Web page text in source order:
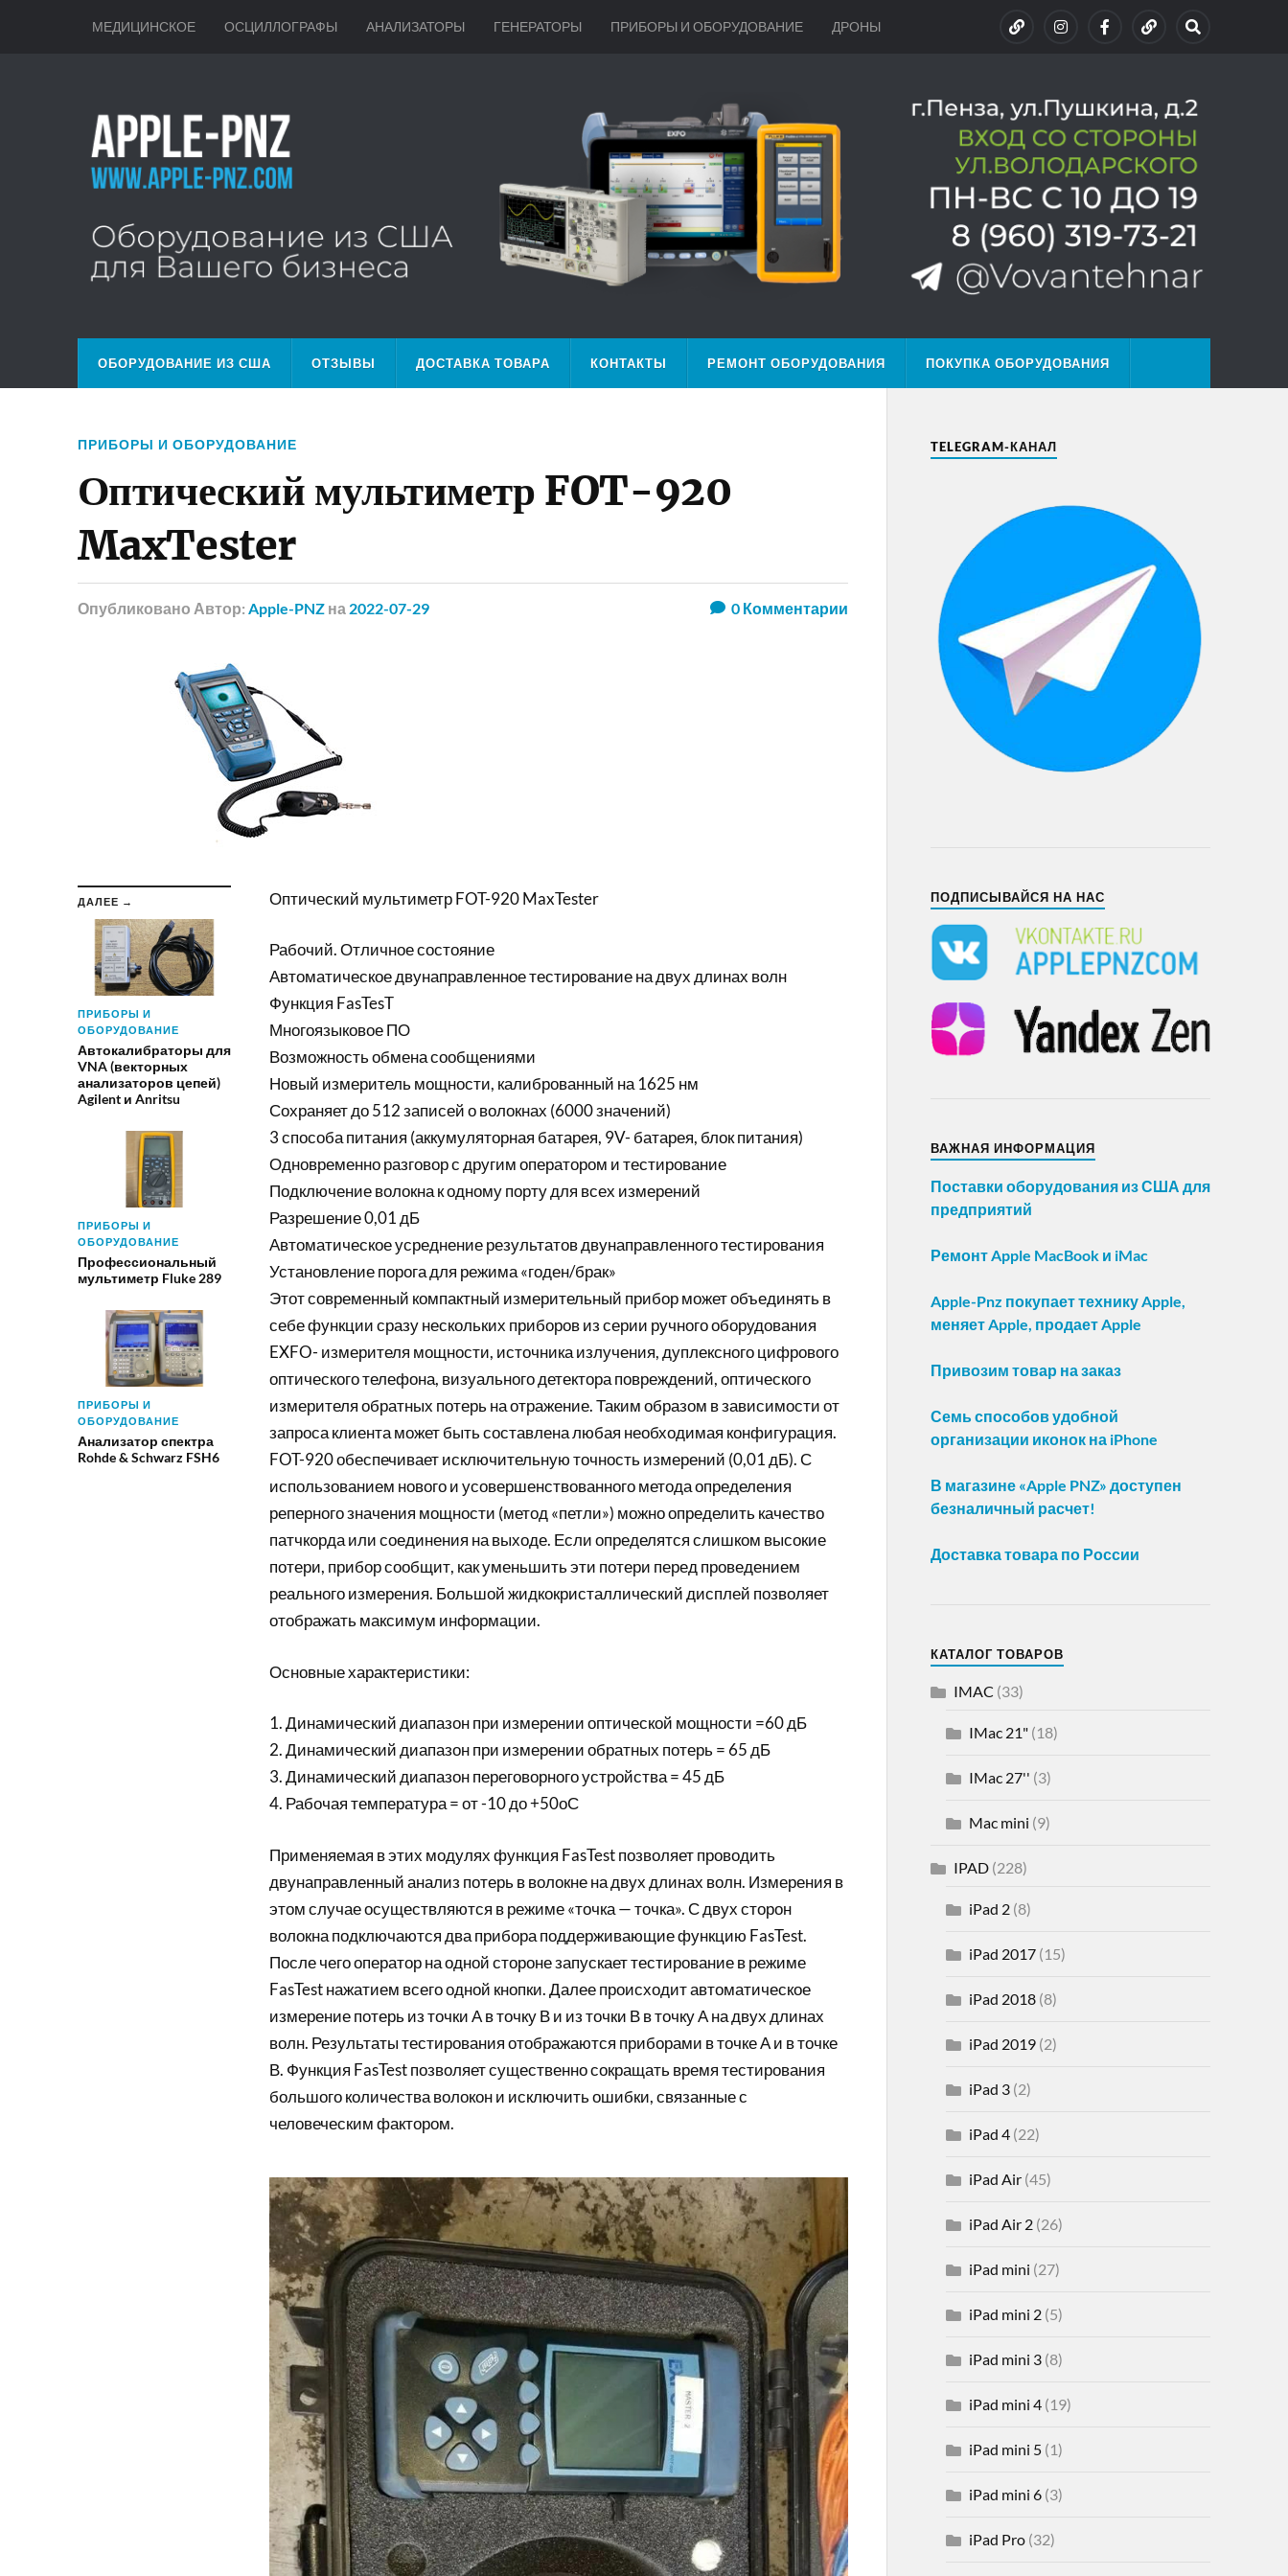
МЕДИЦИНСКОЕ ОСЦИЛЛОГРАФЫ АНАЛИЗАТОРЫ ГЕНЕРАТОРЫ ПРИБОРЫ И ОБОРУДОВАНИЕ ДРОНЫ
ОБОРУДОВАНИЕ ИЗ США ОТЗЫВЫ ДОСТАВКА ТОВАРА КОНТАКТЫ РЕМОНТ ОБОРУДОВАНИЯ ПОКУПКА ОБОРУДОВАНИЯ
ПРИБОРЫ И ОБОРУДОВАНИЕ
Оптический мультиметр FOT-920
MaxTester
Опубликовано Автор: Apple-PNZ на 2022-07-29 0Комментарии
ДАЛЕЕ →
ПРИБОРЫ И
ОБОРУДОВАНИЕ
Автокалибраторы для
VNA (векторных
анализаторов цепей)
Agilent и Anritsu
ПРИБОРЫ И
ОБОРУДОВАНИЕ
Профессиональный
мультиметр Fluke 289
ПРИБОРЫ И
ОБОРУДОВАНИЕ
Анализатор спектра
Rohde & Schwarz FSH6
Оптический мультиметр FOT-920 MaxTester
Рабочий. Отличное состояние
Автоматическое двунаправленное тестирование на двух длинах волн
Функция FasTesT
Многоязыковое ПО
Возможность обмена сообщениями
Новый измеритель мощности, калиброванный на 1625 нм
Сохраняет до 512 записей о волокнах (6000 значений)
3 способа питания (аккумуляторная батарея, 9V- батарея, блок питания)
Одновременно разговор с другим оператором и тестирование
Подключение волокна к одному порту для всех измерений
Разрешение 0,01 дБ
Автоматическое усреднение результатов двунаправленного тестирования
Установление порога для режима «годен/брак»
Этот современный компактный измерительный прибор может объединять в
себе функции сразу нескольких приборов из серии ручного оборудования
EXFO- измерителя мощности, источника излучения, дуплексного цифрового
оптического телефона, визуального детектора повреждений, оптического
измерителя обратных потерь на отражение. Таким образом в зависимости от
запроса клиента может быть составлена любая необходимая конфигурация.
FOT-920 обеспечивает исключительную точность измерений (0,01 дБ). С
использованием нового и усовершенствованного метода определения
реперного значения мощности (метод «петли») можно определить качество
патчкорда или соединения на выходе. Если определятся слишком высокие
потери, прибор сообщит, как уменьшить эти потери перед проведением
реального измерения. Большой жидкокристаллический дисплей позволяет
отображать максимум информации.
Основные характеристики:
1. Динамический диапазон при измерении оптической мощности =60 дБ
2. Динамический диапазон при измерении обратных потерь = 65 дБ
3. Динамический диапазон переговорного устройства = 45 дБ
4. Рабочая температура = от -10 до +50оС
Применяемая в этих модулях функция FasTest позволяет проводить
двунаправленный анализ потерь в волокне на двух длинах волн. Измерения в
этом случае осуществляются в режиме «точка — точка». С двух сторон
волокна подключаются два прибора поддерживающие функцию FasTest.
После чего оператор на одной стороне запускает тестирование в режиме
FasTest нажатием всего одной кнопки. Далее происходит автоматическое
измерение потерь из точки А в точку В и из точки В в точку А на двух длинах
волн. Результаты тестирования отображаются приборами в точке А и в точке
В. Функция FasTest позволяет существенно сокращать время тестирования
большого количества волокон и исключить ошибки, связанные с
человеческим фактором.
TELEGRAM-КАНАЛ
ПОДПИСЫВАЙСЯ НА НАС
ВАЖНАЯ ИНФОРМАЦИЯ
Поставки оборудования из США для
предприятий
Ремонт Apple MacBook и iMac
Apple-Pnz покупает технику Apple,
меняет Apple, продает Apple
Привозим товар на заказ
Семь способов удобной
организации иконок на iPhone
В магазине «Apple PNZ» доступен
безналичный расчет!
Доставка товара по России
КАТАЛОГ ТОВАРОВ
IMAC (33)
IMac 21"(18)
IMac 27'' (3)
Mac mini (9)
IPAD(228)
iPad 2(8)
iPad 2017(15)
iPad 2018(8)
iPad 2019(2)
iPad 3(2)
iPad 4(22)
iPad Air(45)
iPad Air 2(26)
iPad mini (27)
iPad mini 2(5)
iPad mini 3(8)
iPad mini 4(19)
iPad mini 5(1)
iPad mini 6(3)
iPad Pro(32)